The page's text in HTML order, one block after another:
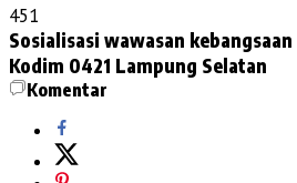
451
Sosialisasi wawasan kebangsaan
Kodim 0421 Lampung Selatan
Komentar